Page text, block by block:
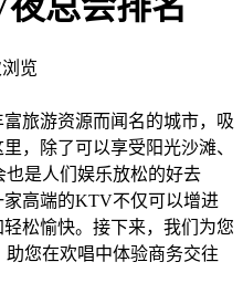
览
旅游资源而闻名的城市，吸
，除了可以享受阳光沙滩、
是人们娱乐放松的好去
高端的KTV不仅可以增进
松愉快。接下来，我们为您
您在欢唱中体验商务交往